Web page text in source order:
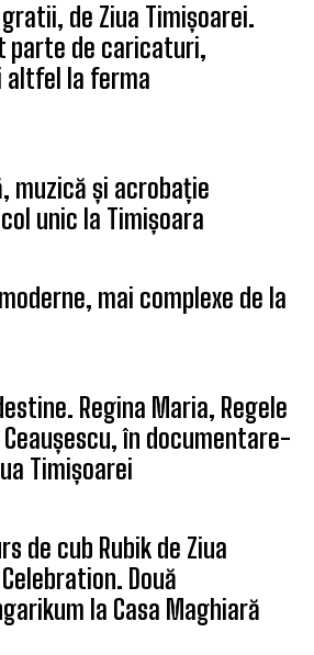
gratii, de Ziua Timișoarei.
parte de caricaturi,
la ferma
muzică și acrobație
unic la Timișoara
mai complexe de la
Regina Maria, Regele
în documentare-
Timișoarei
de cub Rubik de Ziua
Două
la Casa Maghiară